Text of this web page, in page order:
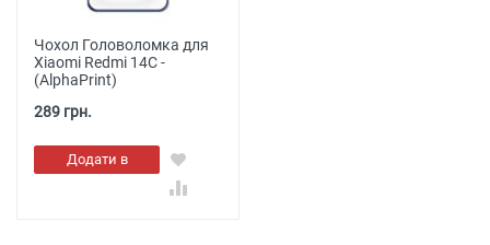
Чохол Головоломка для
Xiaomi Redmi 14C -
(AlphaPrint)
289 грн.
Додати в
кошик